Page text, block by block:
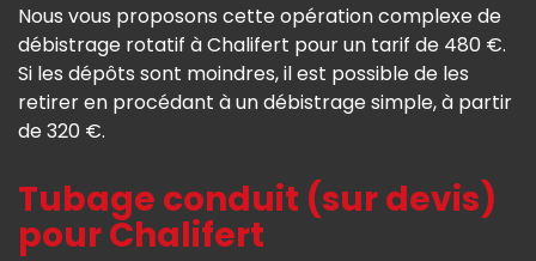
Nous vous proposons cette opération complexe de
débistrage rotatif à Chalifert pour un tarif de 480 €.
Si les dépôts sont moindres, il est possible de les
retirer en procédant à un débistrage simple, à partir
de 320 €.
Tubage conduit (sur devis)
pour Chalifert